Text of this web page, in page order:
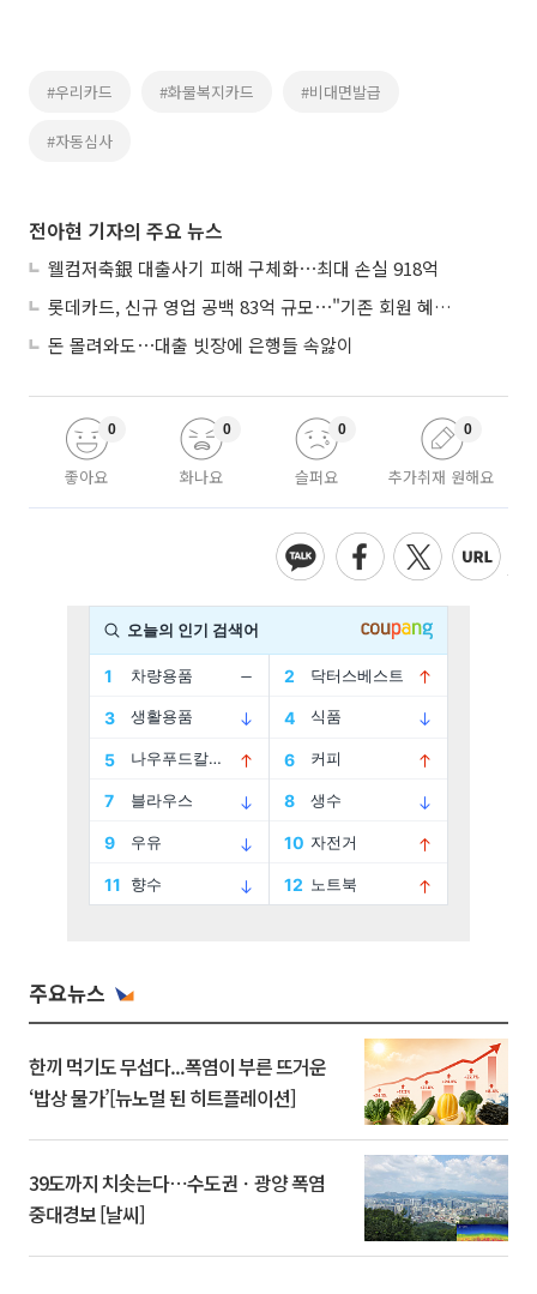
#우리카드 #화물복지카드 #비대면발급
#자동심사
전아현 기자의 주요 뉴스
웰컴저축銀 대출사기 피해 구체화⋯최대 손실 918억
롯데카드, 신규 영업 공백 83억 규모⋯"기존 회원 혜택으로 방어"
돈 몰려와도⋯대출 빗장에 은행들 속앓이
좋아요
0
화나요
0
슬퍼요
0
추가취재 원해요
0
주요뉴스
한끼 먹기도 무섭다...폭염이 부른 뜨거운
‘밥상 물가’[뉴노멀 된 히트플레이션]
39도까지 치솟는다⋯수도권ㆍ광양 폭염
중대경보 [날씨]